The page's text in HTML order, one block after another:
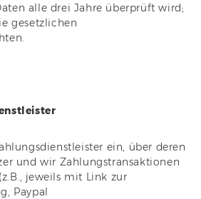
alle drei Jahre überprüft wird;
gesetzlichen
ein, über deren
und wir Zahlungstransaktionen
jeweils mit Link zur
Paypal